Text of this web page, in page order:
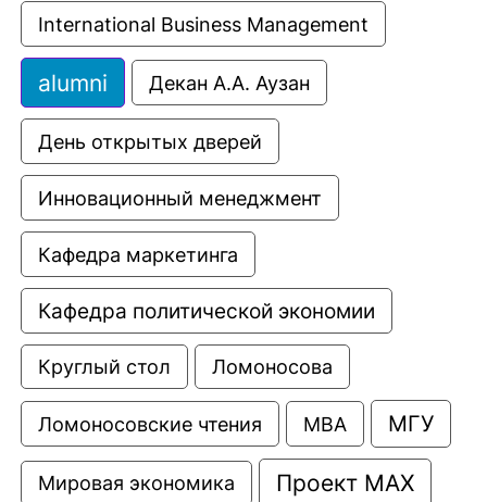
International Business Management
alumni Декан А.А. Аузан
День открытых дверей
Инновационный менеджмент
Кафедра маркетинга
Кафедра политической экономии
Круглый стол Ломоносова
Ломоносовские чтения МВА МГУ
Мировая экономика Проект МАХ